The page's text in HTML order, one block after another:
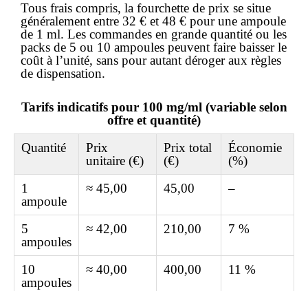
Tous frais compris, la fourchette de prix se situe
généralement entre 32 € et 48 € pour une ampoule
de 1 ml. Les commandes en grande quantité ou les
packs de 5 ou 10 ampoules peuvent faire baisser le
coût à l’unité, sans pour autant déroger aux règles
de dispensation.
Tarifs indicatifs pour 100 mg/ml (variable selon
offre et quantité)
Quantité
Prix
unitaire (€)
Prix total
(€)
Économie
(%)
1
ampoule
≈ 45,00 45,00 –
5
ampoules
≈ 42,00 210,00 7 %
10
ampoules
≈ 40,00 400,00 11 %